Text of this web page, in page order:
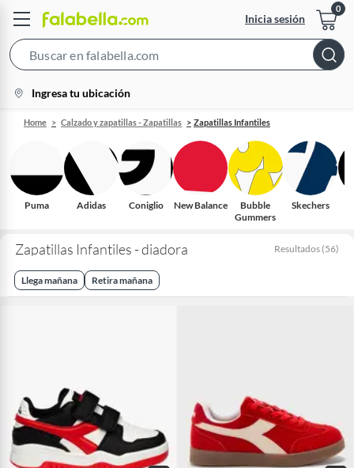
Inicia sesión
Bar
location-
icon
Ingresa tu ubicación
Home Calzado y zapatillas - Zapatillas Zapatillas Infantiles
Puma Adidas Coniglio New Balance
Bubble
Gummers
Skechers
Zapatillas Infantiles - diadora Resultados (56)
Llega mañana Retira mañana